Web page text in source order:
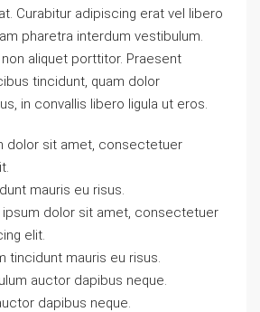
Curabitur adipiscing erat vel libero
pharetra interdum vestibulum.
aliquet porttitor. Praesent
tincidunt, quam dolor
in convallis libero ligula ut eros.
dolor sit amet, consectetuer
mauris eu risus.
ipsum dolor sit amet, consectetuer
elit.
tincidunt mauris eu risus.
auctor dapibus neque.
dapibus neque.